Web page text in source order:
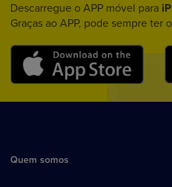
Descarregue o APP móvel para
Graças ao APP, pode sempre ter
Quem somos